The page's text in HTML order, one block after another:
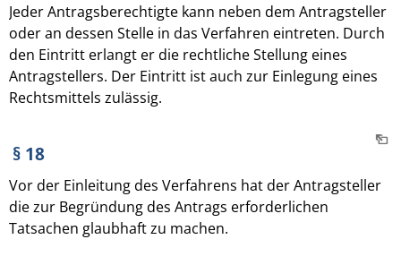
Jeder Antragsberechtigte kann neben dem Antragsteller
oder an dessen Stelle in das Verfahren eintreten. Durch
den Eintritt erlangt er die rechtliche Stellung eines
Antragstellers. Der Eintritt ist auch zur Einlegung eines
Rechtsmittels zulässig.
§ 18
Vor der Einleitung des Verfahrens hat der Antragsteller
die zur Begründung des Antrags erforderlichen
Tatsachen glaubhaft zu machen.